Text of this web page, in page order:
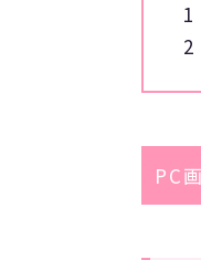
1
2
PC